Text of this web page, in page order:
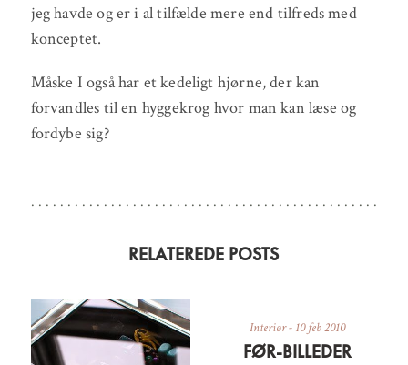
jeg havde og er i al tilfælde mere end tilfreds med
konceptet.
Måske I også har et kedeligt hjørne, der kan
forvandles til en hyggekrog hvor man kan læse og
fordybe sig?
RELATEREDE POSTS
Interiør- 10 feb 2010
FØR-BILLEDER